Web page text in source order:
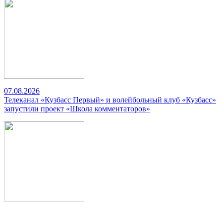
07.08.2026
Телеканал «Кузбасс Первый» и волейбольный клуб «Кузбасс»
запустили проект «Школа комментаторов»